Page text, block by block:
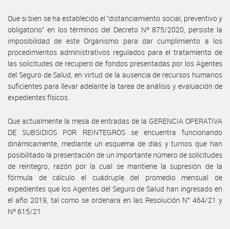
Que si bien se ha establecido el “distanciamiento social, preventivo y
obligatorio” en los términos del Decreto Nº 875/2020, persiste la
imposibilidad de este Organismo para dar cumplimiento a los
procedimientos administrativos regulados para el tratamiento de
las solicitudes de recupero de fondos presentadas por los Agentes
del Seguro de Salud, en virtud de la ausencia de recursos humanos
suficientes para llevar adelante la tarea de análisis y evaluación de
expedientes físicos.
Que actualmente la mesa de entradas de la GERENCIA OPERATIVA
DE SUBSIDIOS POR REINTEGROS se encuentra funcionando
dinámicamente, mediante un esquema de días y turnos que han
posibilitado la presentación de un importante número de solicitudes
de reintegro, razón por la cual se mantiene la supresión de la
fórmula de cálculo el cuádruple del promedio mensual de
expedientes que los Agentes del Seguro de Salud han ingresado en
el año 2019, tal como se ordenara en las Resolución N° 464/21 y
Nº 615/21.